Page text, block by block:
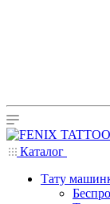
Каталог
Тату